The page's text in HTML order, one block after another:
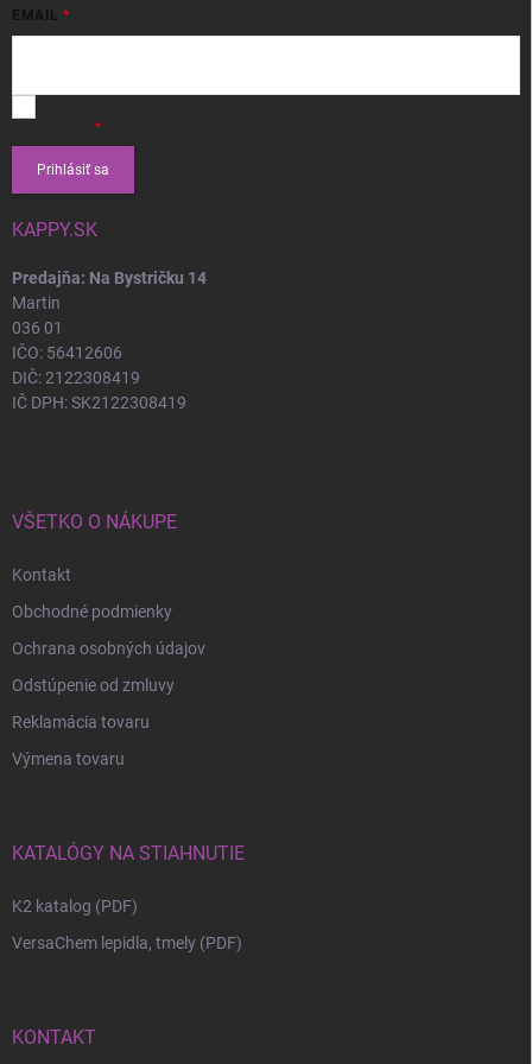
EMAIL
Prihlásiť sa
KAPPY.SK
Predajňa: Na Bystričku 14
Martin
036 01
IČO: 56412606
DIČ: 2122308419
IČ DPH: SK2122308419
VŠETKO O NÁKUPE
Kontakt
Obchodné podmienky
Ochrana osobných údajov
Odstúpenie od zmluvy
Reklamácia tovaru
Výmena tovaru
KATALÓGY NA STIAHNUTIE
K2 katalog (PDF)
VersaChem lepidla, tmely (PDF)
KONTAKT